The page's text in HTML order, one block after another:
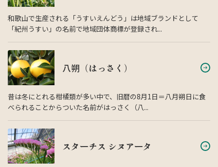
和歌山で生産される「うすいえんどう」は地域ブランドとして
「紀州うすい」の名前で地域団体商標が登録され...
八朔（はっさく）
昔は冬にとれる柑橘類が多い中で、旧暦の8月1日＝八月朔日に食
べられることからついた名前がはっさく（八...
スターチス シヌアータ